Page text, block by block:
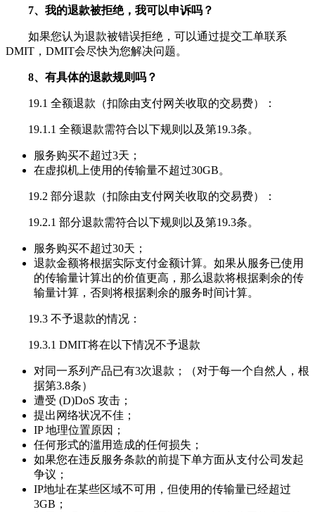
7、我的退款被拒绝，我可以申诉吗？
如果您认为退款被错误拒绝，可以通过提交工单联系
DMIT，DMIT会尽快为您解决问题。
8、有具体的退款规则吗？
19.1 全额退款（扣除由支付网关收取的交易费）：
19.1.1 全额退款需符合以下规则以及第19.3条。
服务购买不超过3天；
在虚拟机上使用的传输量不超过30GB。
19.2 部分退款（扣除由支付网关收取的交易费）：
19.2.1 部分退款需符合以下规则以及第19.3条。
服务购买不超过30天；
退款金额将根据实际支付金额计算。如果从服务已使用
的传输量计算出的价值更高，那么退款将根据剩余的传
输量计算，否则将根据剩余的服务时间计算。
19.3 不予退款的情况：
19.3.1 DMIT将在以下情况不予退款
对同一系列产品已有3次退款；（对于每一个自然人，根
据第3.8条）
遭受 (D)DoS 攻击；
提出网络状况不佳；
IP 地理位置原因；
任何形式的滥用造成的任何损失；
如果您在违反服务条款的前提下单方面从支付公司发起
争议；
IP地址在某些区域不可用，但使用的传输量已经超过
3GB；